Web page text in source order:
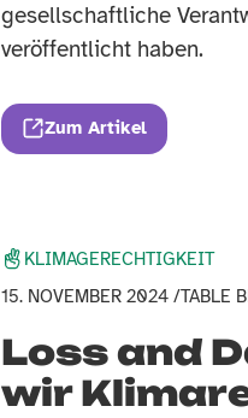
gesellschaftliche
veröffentlicht haben.
Zum Artikel
KLIMAGERECHTIGKEIT
15. NOVEMBER 2024 /TABLE
Loss and
wir